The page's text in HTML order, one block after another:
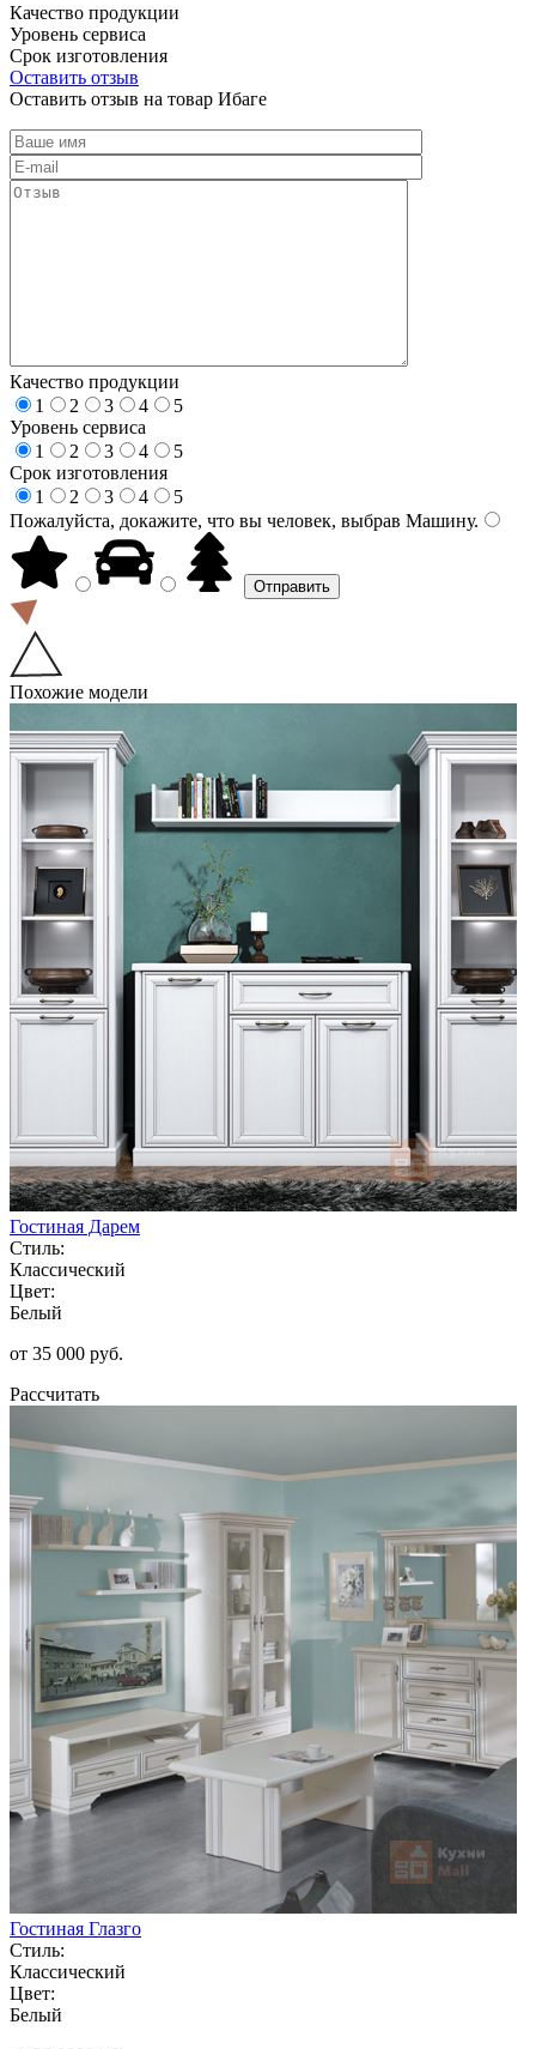
Качество продукции
Уровень сервиса
Срок изготовления
Оставить отзыв
Оставить отзыв на товар Ибаге
Качество продукции
1
2 3 4
5
Уровень сервиса
1
2 3 4
5
Срок изготовления
1
2 3 4
5
Пожалуйста, докажите, что вы человек, выбрав Машину.
Похожие модели
Гостиная Дарем
Стиль:
Классический
Цвет:
Белый
от 35 000 руб.
Рассчитать
Гостиная Глазго
Стиль:
Классический
Цвет:
Белый